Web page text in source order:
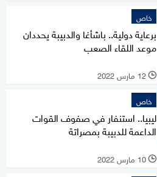
خاص
برعاية دولية.. باشأغا والدبيبة يحددان
موعد اللقاء الصعب
l 12 مارس 2022
خاص
ليبيا.. استنفار في صفوف القوات
الداعمة للدبيبة بمصراتة
l 10 مارس 2022